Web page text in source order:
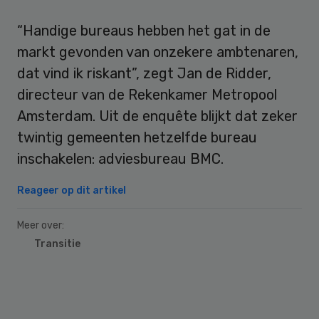
“Handige bureaus hebben het gat in de
markt gevonden van onzekere ambtenaren,
dat vind ik riskant”, zegt Jan de Ridder,
directeur van de Rekenkamer Metropool
Amsterdam. Uit de enquête blijkt dat zeker
twintig gemeenten hetzelfde bureau
inschakelen: adviesbureau BMC.
Reageer op dit artikel
Meer over:
Transitie